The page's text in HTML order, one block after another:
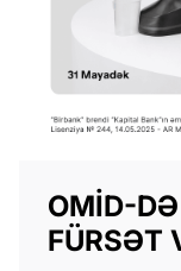
OMİD-
FÜRSƏT